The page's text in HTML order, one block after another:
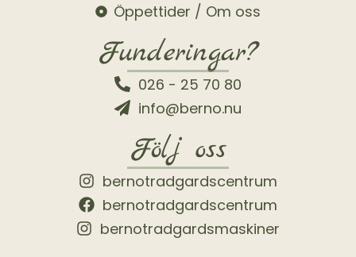
Öppettider / Om oss
Funderingar?
026 - 25 70 80
info@berno.nu
Följ oss
bernotradgardscentrum
bernotradgardscentrum
bernotradgardsmaskiner